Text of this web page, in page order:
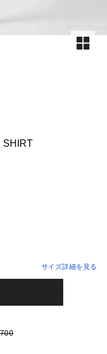
SHIRT
サイズ詳細を見る